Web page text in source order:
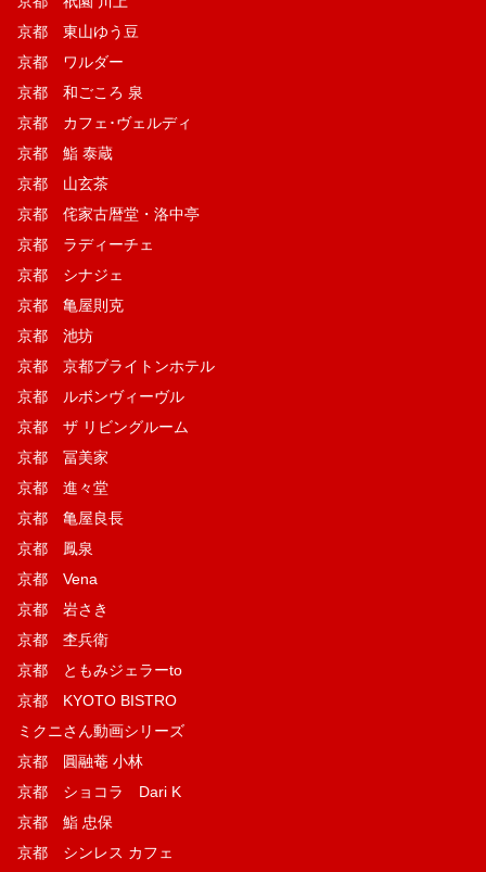
京都 東山ゆう豆
京都 ワルダー
京都 和ごころ 泉
京都 カフェ･ヴェルディ
京都 鮨 泰蔵
京都 山玄茶
京都 侘家古暦堂・洛中亭
京都 ラディーチェ
京都 シナジェ
京都 亀屋則克
京都 池坊
京都 京都ブライトンホテル
京都 ルボンヴィーヴル
京都 ザ リビングルーム
京都 冨美家
京都 進々堂
京都 亀屋良長
京都 鳳泉
京都 Vena
京都 岩さき
京都 杢兵衛
京都 ともみジェラーto
京都 KYOTO BISTRO
ミクニさん動画シリーズ
京都 圓融菴 小林
京都 ショコラ Dari K
京都 鮨 忠保
京都 シンレス カフェ